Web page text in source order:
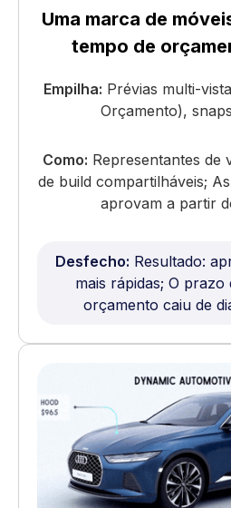
Uma marca de
tempo de
Empilha: Prévias multi-
Orçamento),
Como: Representantes de
de build compartilháveis;
aprovam a partir
Desfecho: Resultado:
mais rápidas; O prazo
orçamento caiu de